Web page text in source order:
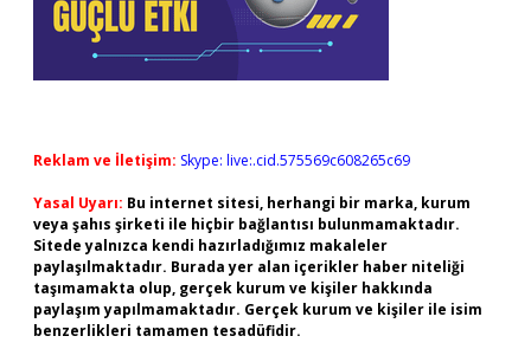
Reklam ve İletişim: Skype: live:.cid.575569c608265c69
Yasal Uyarı: Bu internet sitesi, herhangi bir marka, kurum
veya şahıs şirketi ile hiçbir bağlantısı bulunmamaktadır.
Sitede yalnızca kendi hazırladığımız makaleler
paylaşılmaktadır. Burada yer alan içerikler haber niteliği
taşımamakta olup, gerçek kurum ve kişiler hakkında
paylaşım yapılmamaktadır. Gerçek kurum ve kişiler ile isim
benzerlikleri tamamen tesadüfidir.